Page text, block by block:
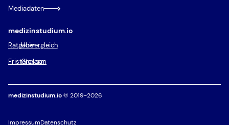
medizinstudium.io
Ratgeber
Univergleich
Fristenalarm
Glossar
Mediadaten
medizinstudium.io© 2019-2026
ImpressumDatenschutz